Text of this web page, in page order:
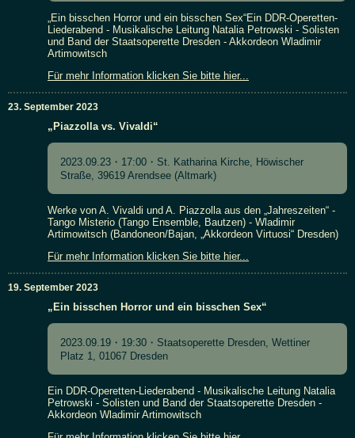
„Ein bisschen Horror und ein bisschen Sex“Ein DDR-Operetten-
Liederabend - Musikalische Leitung Natalia Petrowski - Solisten
und Band der Staatsoperette Dresden - Akkordeon Wladimir
Artimowitsch
Für mehr Information klicken Sie bitte hier...
23. September 2023
„Piazzolla vs. Vivaldi“
2023.09.23・17:00・St. Katharina Kirche, Höwischer
Straße, 39619 Arendsee (Altmark)
Werke von A. Vivaldi und A. Piazzolla aus den „Jahreszeiten“ -
Tango Misterio (Tango Ensemble, Bautzen) - Wladimir
Artimowitsch (Bandoneon/Bajan, „Akkordeon Virtuosi“ Dresden)
Für mehr Information klicken Sie bitte hier...
19. September 2023
„Ein bisschen Horror und ein bisschen Sex“
2023.09.19・19:30・Staatsoperette Dresden, Wettiner
Platz 1, 01067 Dresden
Ein DDR-Operetten-Liederabend - Musikalische Leitung Natalia
Petrowski - Solisten und Band der Staatsoperette Dresden -
Akkordeon Wladimir Artimowitsch